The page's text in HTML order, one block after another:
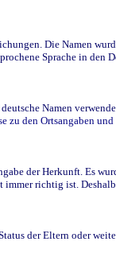
Die Namen
Sprache in
Namen
zu den Ortsangaben
der Herkunft. Es
richtig ist.
der Eltern oder